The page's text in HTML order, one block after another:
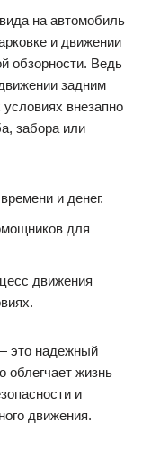
на автомобиль
и движении
обзорности. Ведь
задним
внезапно
забора или
и денег.
для
движения
это надежный
облегчает жизнь
и
движения.